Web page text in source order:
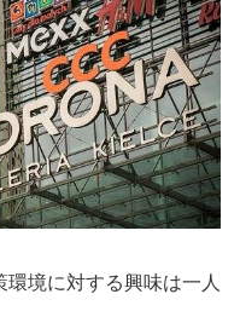
境に対する興味は一人